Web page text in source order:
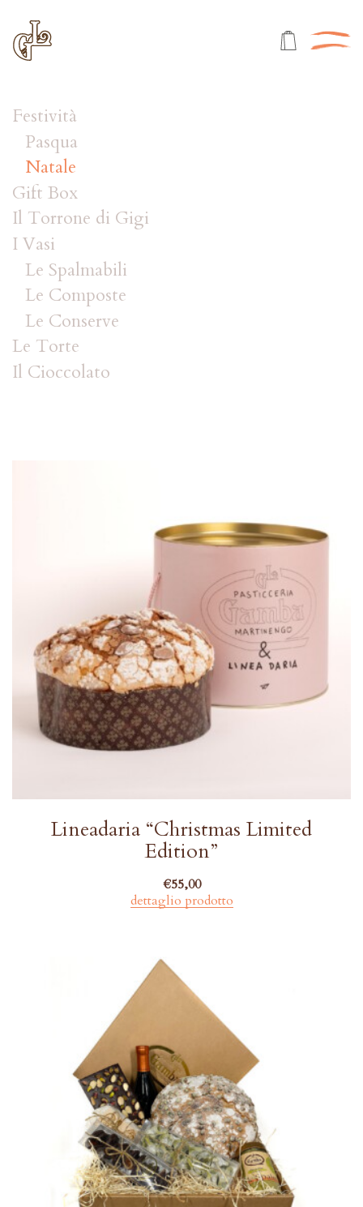
Festività
Pasqua
Natale
Gift Box
Il Torrone di Gigi
I Vasi
Le Spalmabili
Le Composte
Le Conserve
Le Torte
Il Cioccolato
Lineadaria “Christmas Limited
Edition”
€55,00
dettaglio prodotto